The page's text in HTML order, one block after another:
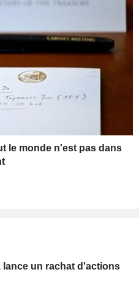
le monde n'est pas dans
lance un rachat d'actions